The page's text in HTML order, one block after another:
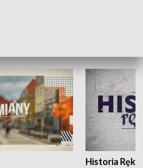
Historia Ręką